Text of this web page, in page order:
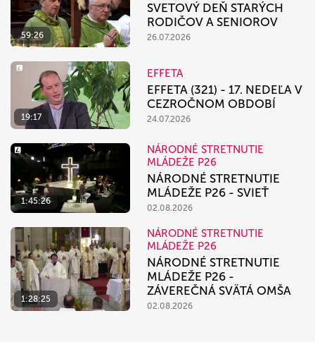
59:26
SVETOVÝ DEŇ STARÝCH
RODIČOV A SENIOROV
26.07.2026
19:17
EFFETA
EFFETA (321) - 17. NEDEĽA V
CEZROČNOM OBDOBÍ
24.07.2026
1:45:26
NÁRODNÉ STRETNUTIE
MLÁDEŽE P26
NÁRODNÉ STRETNUTIE
MLÁDEŽE P26 - SVIEŤ
02.08.2026
1:28:25
NÁRODNÉ STRETNUTIE
MLÁDEŽE P26
NÁRODNÉ STRETNUTIE
MLÁDEŽE P26 -
ZÁVEREČNÁ SVÄTÁ OMŠA
02.08.2026